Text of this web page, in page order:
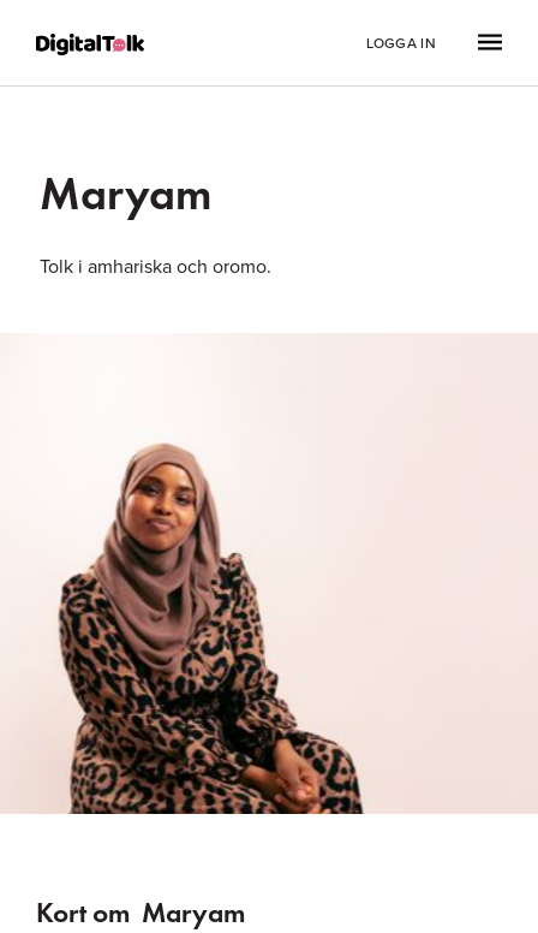
LOGGA IN
Maryam
Tolk i amhariska och oromo.
Kort om Maryam